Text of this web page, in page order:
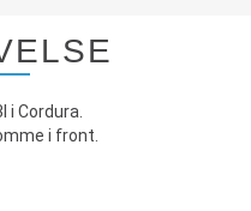
Cordura.
i front.